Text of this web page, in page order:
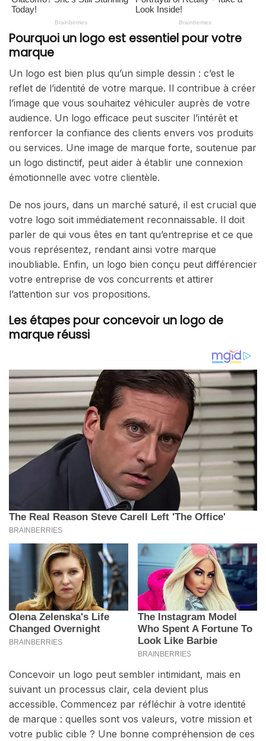
Pourquoi un logo est essentiel pour votre
marque
Un logo est bien plus qu’un simple dessin : c’est le
reflet de l’identité de votre marque. Il contribue à créer
l’image que vous souhaitez véhiculer auprès de votre
audience. Un logo efficace peut susciter l’intérêt et
renforcer la confiance des clients envers vos produits
ou services. Une image de marque forte, soutenue par
un logo distinctif, peut aider à établir une connexion
émotionnelle avec votre clientèle.
De nos jours, dans un marché saturé, il est crucial que
votre logo soit immédiatement reconnaissable. Il doit
parler de qui vous êtes en tant qu’entreprise et ce que
vous représentez, rendant ainsi votre marque
inoubliable. Enfin, un logo bien conçu peut différencier
votre entreprise de vos concurrents et attirer
l’attention sur vos propositions.
Les étapes pour concevoir un logo de
marque réussi
Concevoir un logo peut sembler intimidant, mais en
suivant un processus clair, cela devient plus
accessible. Commencez par réfléchir à votre identité
de marque : quelles sont vos valeurs, votre mission et
votre public cible ? Une bonne compréhension de ces